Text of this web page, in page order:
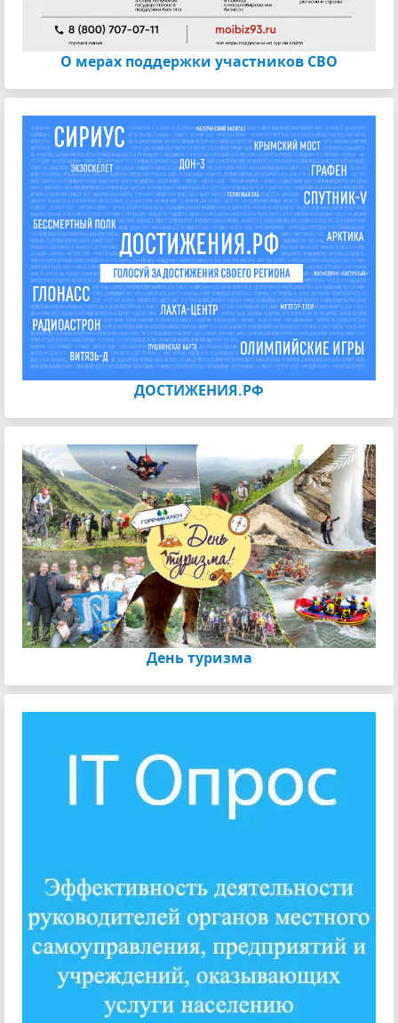
О мерах поддержки участников СВО
ДОСТИЖЕНИЯ.РФ
День туризма